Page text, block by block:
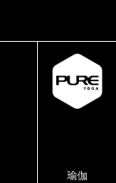
瑜伽